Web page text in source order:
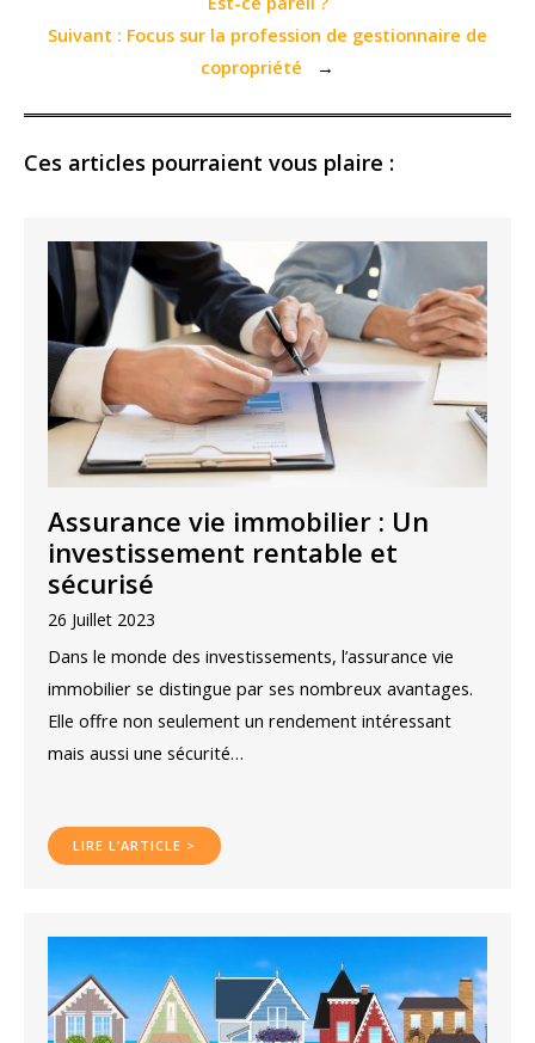
Suivant : Focus sur la profession de gestionnaire de
copropriété
→
Ces articles pourraient vous plaire :
Assurance vie immobilier : Un
investissement rentable et
sécurisé
26 Juillet 2023
Dans le monde des investissements, l’assurance vie
immobilier se distingue par ses nombreux avantages.
Elle offre non seulement un rendement intéressant
mais aussi une sécurité…
LIRE L’ARTICLE >